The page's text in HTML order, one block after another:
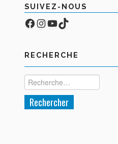
SUIVEZ-NOUS
Facebook
Compte Instagram
YouTube
TikTok
RECHERCHE